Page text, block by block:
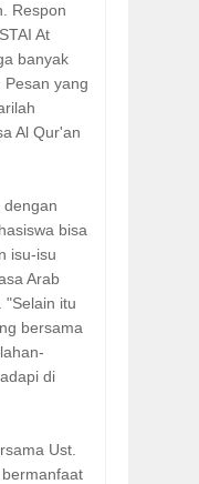
Respon
At
banyak
Pesan yang
Al Qur'an
dengan
bisa
isu-isu
Arab
"Selain itu
bersama
di
Ust.